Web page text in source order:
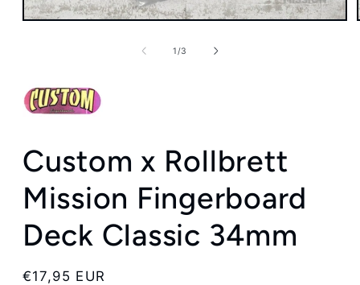
Medien
1/von
3
Custom x Rollbrett
Mission Fingerboard
Deck Classic 34mm
Normaler
€17,95 EUR